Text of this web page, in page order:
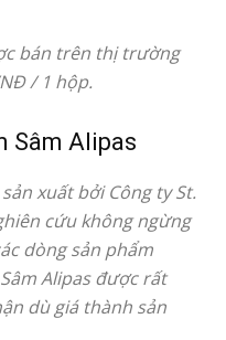
bán trên thị trường
/ 1 hộp.
Sâm Alipas
xuất bởi Công ty St.
cứu không ngừng
dòng sản phẩm
Alipas được rất
dù giá thành sản